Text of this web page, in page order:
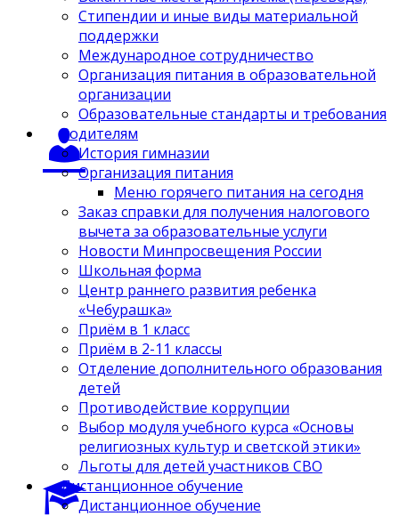
Стипендии и иные виды материальной
поддержки
Международное сотрудничество
Организация питания в образовательной
организации
Образовательные стандарты и требования
Родителям
История гимназии
Организация питания
Меню горячего питания на сегодня
Заказ справки для получения налогового
вычета за образовательные услуги
Новости Минпросвещения России
Школьная форма
Центр раннего развития ребенка
«Чебурашка»
Приём в 1 класс
Приём в 2-11 классы
Отделение дополнительного образования
детей
Противодействие коррупции
Выбор модуля учебного курса «Основы
религиозных культур и светской этики»
Льготы для детей участников СВО
Дистанционное обучение
Дистанционное обучение